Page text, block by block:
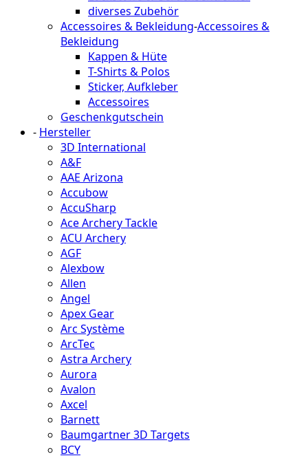
diverses Zubehör
Accessoires & Bekleidung-Accessoires &
Bekleidung
Kappen & Hüte
T-Shirts & Polos
Sticker, Aufkleber
Accessoires
Geschenkgutschein
- Hersteller
3D International
A&F
AAE Arizona
Accubow
AccuSharp
Ace Archery Tackle
ACU Archery
AGF
Alexbow
Allen
Angel
Apex Gear
Arc Système
ArcTec
Astra Archery
Aurora
Avalon
Axcel
Barnett
Baumgartner 3D Targets
BCY